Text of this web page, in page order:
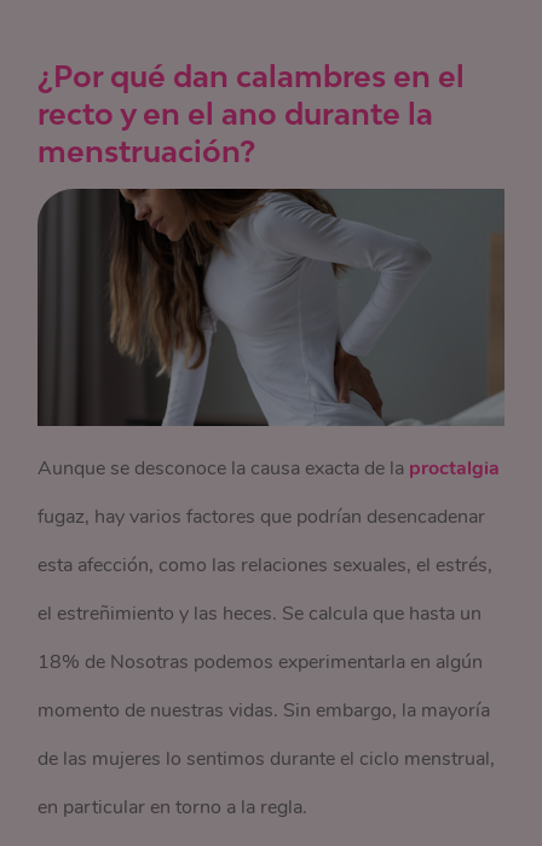
¿Por qué dan calambres en el
recto y en el ano durante la
menstruación?
Aunque se desconoce la causa exacta de la proctalgia
fugaz, hay varios factores que podrían desencadenar
esta afección, como las relaciones sexuales, el estrés,
el estreñimiento y las heces. Se calcula que hasta un
18% de Nosotras podemos experimentarla en algún
momento de nuestras vidas. Sin embargo, la mayoría
de las mujeres lo sentimos durante el ciclo menstrual,
en particular en torno a la regla.